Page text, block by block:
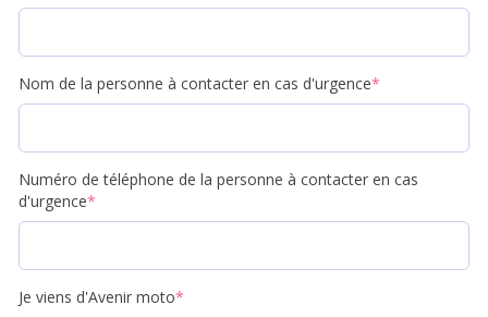
Nom de la personne à contacter en cas d'urgence*
Numéro de téléphone de la personne à contacter en cas
d'urgence*
Je viens d'Avenir moto*